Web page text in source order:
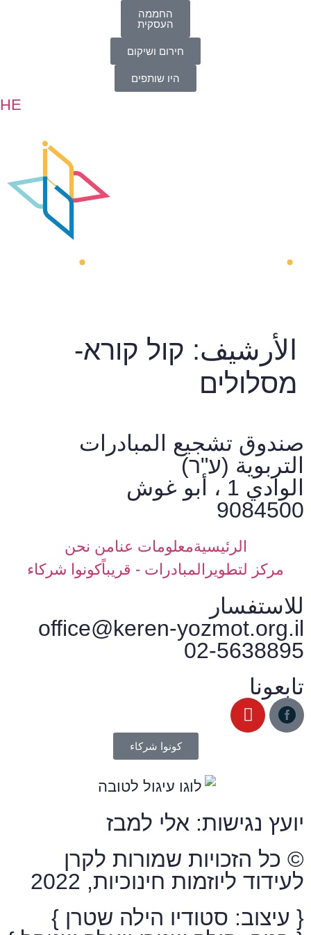
החממה
העסקית
חירום ושיקום
היו שותפים
HE
الأرشيف: קול קורא-
מסלולים
صندوق تشجيع المبادرات
التربوية (ע"ר)
الوادي 1 ، أبو غوش
9084500
الرئيسيةمعلومات عنامن نحن
مركز لتطويرالمبادرات - قريباًكونوا شركاء
للاستفسار
office@keren-yozmot.org.il
02-5638895
تابعونا
كونوا شركاء
יועץ נגישות: אלי למבז
© כל הזכויות שמורות לקרן
לעידוד ליוזמות חינוכיות, 2022
{ עיצוב: סטודיו הילה שטרן }